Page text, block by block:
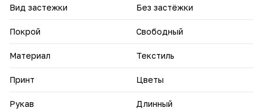
Вид застежки Без застёжки
Покрой Свободный
Материал Текстиль
Принт Цветы
Рукав Длинный